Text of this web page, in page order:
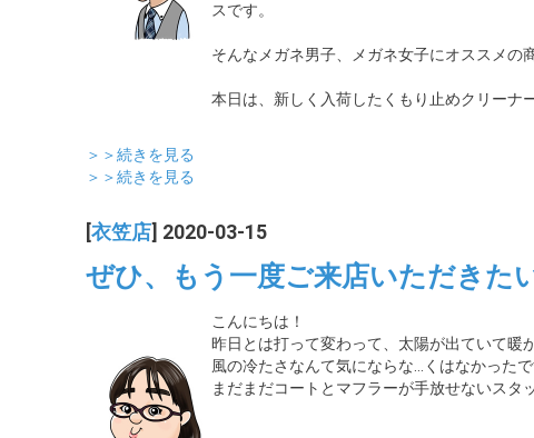
スです。
そんなメガネ男子、メガネ女子にオススメの
本日は、新しく入荷したくもり止めクリーナ
＞＞続きを見る
＞＞続きを見る
衣笠店 ] 2020-03-15
ぜひ、もう一度ご来店いただきた
こんにちは！
昨日とは打って変わって、太陽が出ていて暖
風の冷たさなんて気にならな…くはなかった
まだまだコートとマフラーが手放せないスタ